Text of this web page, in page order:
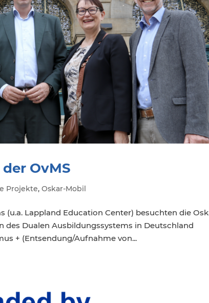
OvMS
Projekte,Oskar-Mobil
(u.a. Lappland Education Center) besuchten die
des Dualen Ausbildungssystems in Deutschland
+ (Entsendung/Aufnahme von...